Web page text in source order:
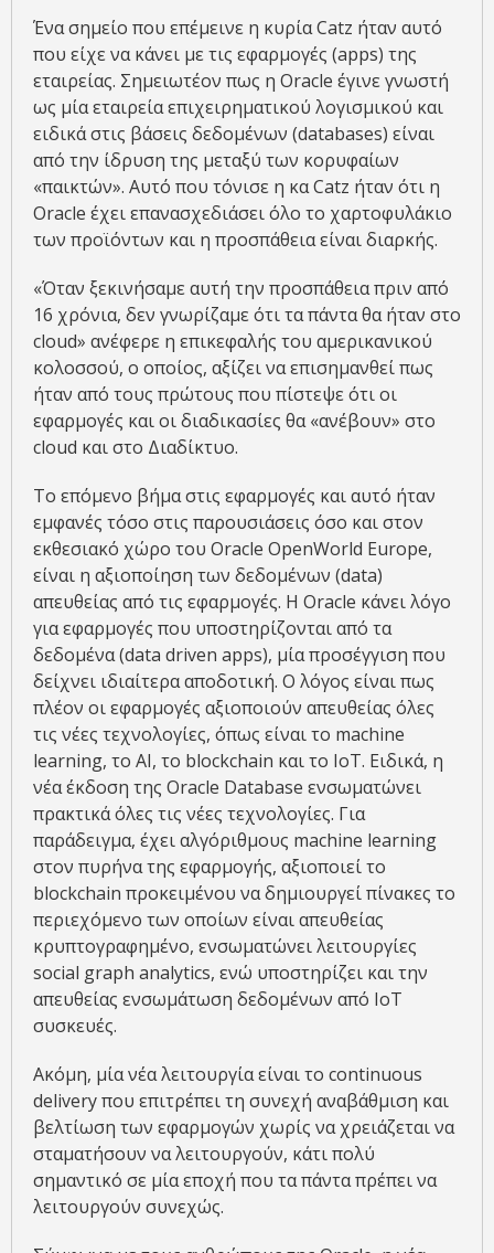
Ένα σημείο που επέμεινε η κυρία Catz ήταν αυτό
που είχε να κάνει με τις εφαρμογές (apps) της
εταιρείας. Σημειωτέον πως η Oracle έγινε γνωστή
ως μία εταιρεία επιχειρηματικού λογισμικού και
ειδικά στις βάσεις δεδομένων (databases) είναι
από την ίδρυση της μεταξύ των κορυφαίων
«παικτών». Αυτό που τόνισε η κα Catz ήταν ότι η
Oracle έχει επανασχεδιάσει όλο το χαρτοφυλάκιο
των προϊόντων και η προσπάθεια είναι διαρκής.
«Όταν ξεκινήσαμε αυτή την προσπάθεια πριν από
16 χρόνια, δεν γνωρίζαμε ότι τα πάντα θα ήταν στο
cloud» ανέφερε η επικεφαλής του αμερικανικού
κολοσσού, ο οποίος, αξίζει να επισημανθεί πως
ήταν από τους πρώτους που πίστεψε ότι οι
εφαρμογές και οι διαδικασίες θα «ανέβουν» στο
cloud και στο Διαδίκτυο.
Το επόμενο βήμα στις εφαρμογές και αυτό ήταν
εμφανές τόσο στις παρουσιάσεις όσο και στον
εκθεσιακό χώρο του Oracle OpenWorld Europe,
είναι η αξιοποίηση των δεδομένων (data)
απευθείας από τις εφαρμογές. Η Oracle κάνει λόγο
για εφαρμογές που υποστηρίζονται από τα
δεδομένα (data driven apps), μία προσέγγιση που
δείχνει ιδιαίτερα αποδοτική. Ο λόγος είναι πως
πλέον οι εφαρμογές αξιοποιούν απευθείας όλες
τις νέες τεχνολογίες, όπως είναι το machine
learning, το ΑΙ, το blockchain και το ΙοΤ. Ειδικά, η
νέα έκδοση της Oracle Database ενσωματώνει
πρακτικά όλες τις νέες τεχνολογίες. Για
παράδειγμα, έχει αλγόριθμους machine learning
στον πυρήνα της εφαρμογής, αξιοποιεί το
blockchain προκειμένου να δημιουργεί πίνακες το
περιεχόμενο των οποίων είναι απευθείας
κρυπτογραφημένο, ενσωματώνει λειτουργίες
social graph analytics, ενώ υποστηρίζει και την
απευθείας ενσωμάτωση δεδομένων από IoT
συσκευές.
Ακόμη, μία νέα λειτουργία είναι το continuous
delivery που επιτρέπει τη συνεχή αναβάθμιση και
βελτίωση των εφαρμογών χωρίς να χρειάζεται να
σταματήσουν να λειτουργούν, κάτι πολύ
σημαντικό σε μία εποχή που τα πάντα πρέπει να
λειτουργούν συνεχώς.